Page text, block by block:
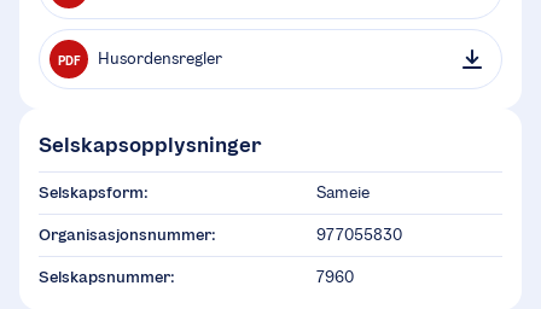
PDF Husordensregler
Selskapsopplysninger
Selskapsform: Sameie
Organisasjonsnummer: 977055830
Selskapsnummer: 7960